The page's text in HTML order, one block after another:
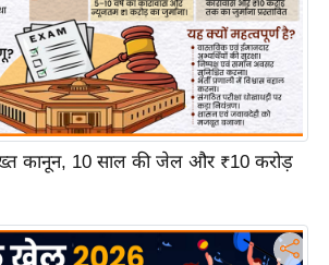
कानून, 10 साल की जेल और ₹10 करोड़